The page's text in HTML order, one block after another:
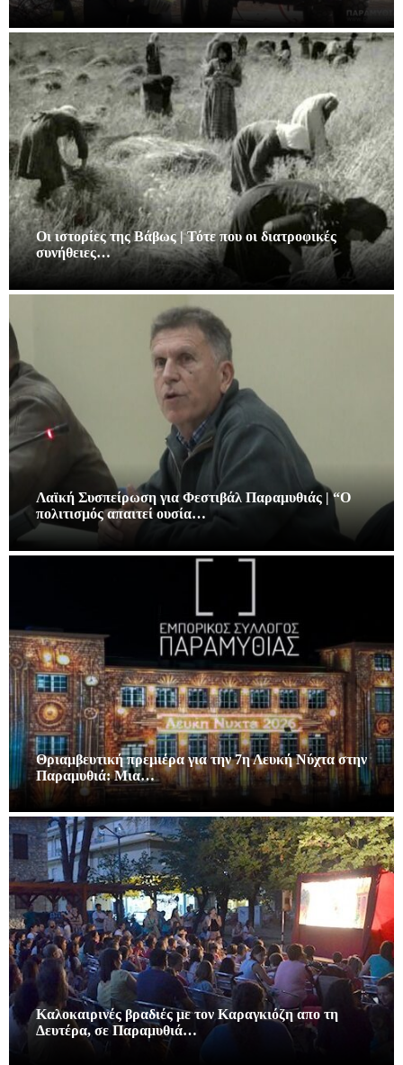
Οι ιστορίες της Βάβως | Τότε που οι διατροφικές
συνήθειες…
Λαϊκή Συσπείρωση για Φεστιβάλ Παραμυθιάς | “Ο
πολιτισμός απαιτεί ουσία…
Θριαμβευτική πρεμιέρα για την 7η Λευκή Νύχτα στην
Παραμυθιά: Μια…
Καλοκαιρινές βραδιές με τον Καραγκιόζη απο τη
Δευτέρα, σε Παραμυθιά…